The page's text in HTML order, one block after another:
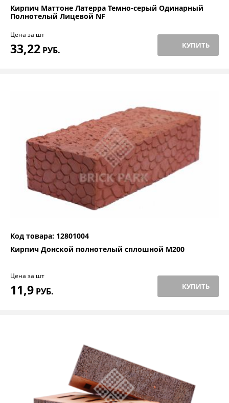
Кирпич Маттоне Латерра Темно-серый Одинарный
Полнотелый Лицевой NF
Цена за шт
33,22 РУБ. КУПИТЬ
Код товара: 12801004
Кирпич Донской полнотелый сплошной М200
Цена за шт
11,9 РУБ. КУПИТЬ